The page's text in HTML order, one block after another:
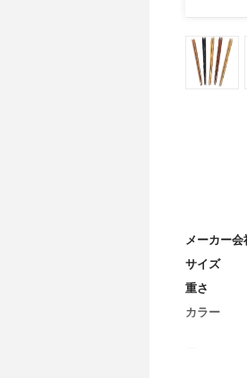
メーカー会
サイズ
重さ
カラー